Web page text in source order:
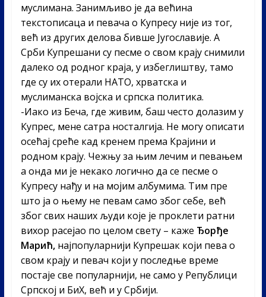
муслимана. Занимљиво је да већина
текстописаца и певача о Купресу није из тог,
већ из других делова бивше Југославије. А
Срби Купрешани су песме о свом крају снимили
далеко од родног краја, у избеглиштву, тамо
где су их отерали НАТО, хрватска и
муслиманска војска и српска политика.
-Иако из Беча, где живим, баш често долазим у
Купрес, мене сатра носталгија. Не могу описати
осећај среће кад кренем према Крајини и
родном крају. Чежњу за њим лечим и певањем
а онда ми је некако логично да се песме о
Купресу нађу и на мојим албумима. Тим пре
што ја о њему не певам само због себе, већ
због свих наших људи које је проклети ратни
вихор расејао по целом свету – каже Ђорђе
Марић,најпопуларнији Купрешак који пева о
свом крају и певач који у последње време
постаје све популарнији, не само у Републици
Српској и БиХ, већ и у Србији.